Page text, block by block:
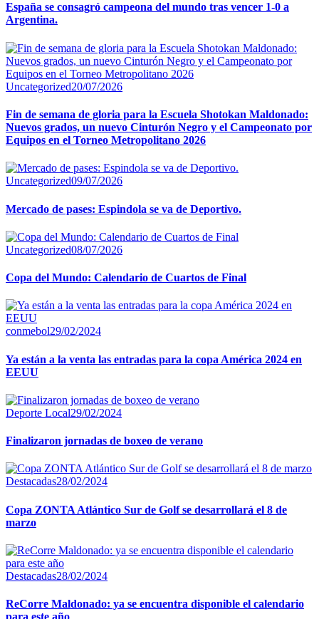
España se consagró campeona del mundo tras vencer 1-0 a
Argentina.
Uncategorized20/07/2026
Fin de semana de gloria para la Escuela Shotokan Maldonado:
Nuevos grados, un nuevo Cinturón Negro y el Campeonato por
Equipos en el Torneo Metropolitano 2026
Uncategorized09/07/2026
Mercado de pases: Espindola se va de Deportivo.
Uncategorized08/07/2026
Copa del Mundo: Calendario de Cuartos de Final
conmebol29/02/2024
Ya están a la venta las entradas para la copa América 2024 en
EEUU
Deporte Local29/02/2024
Finalizaron jornadas de boxeo de verano
Destacadas28/02/2024
Copa ZONTA Atlántico Sur de Golf se desarrollará el 8 de
marzo
Destacadas28/02/2024
ReCorre Maldonado: ya se encuentra disponible el calendario